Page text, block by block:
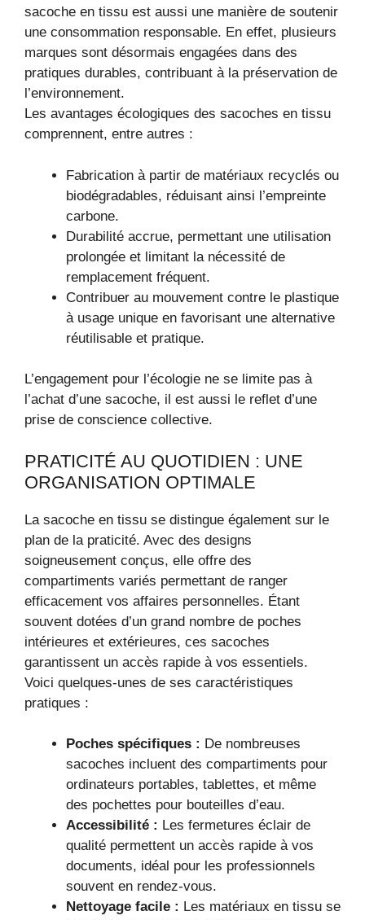
sacoche en tissu est aussi une manière de soutenir
une consommation responsable. En effet, plusieurs
marques sont désormais engagées dans des
pratiques durables, contribuant à la préservation de
l’environnement.
Les avantages écologiques des sacoches en tissu
comprennent, entre autres :
Fabrication à partir de matériaux recyclés ou
biodégradables, réduisant ainsi l’empreinte
carbone.
Durabilité accrue, permettant une utilisation
prolongée et limitant la nécessité de
remplacement fréquent.
Contribuer au mouvement contre le plastique
à usage unique en favorisant une alternative
réutilisable et pratique.
L’engagement pour l’écologie ne se limite pas à
l’achat d’une sacoche, il est aussi le reflet d’une
prise de conscience collective.
PRATICITÉ AU QUOTIDIEN : UNE
ORGANISATION OPTIMALE
La sacoche en tissu se distingue également sur le
plan de la praticité. Avec des designs
soigneusement conçus, elle offre des
compartiments variés permettant de ranger
efficacement vos affaires personnelles. Étant
souvent dotées d’un grand nombre de poches
intérieures et extérieures, ces sacoches
garantissent un accès rapide à vos essentiels.
Voici quelques-unes de ses caractéristiques
pratiques :
Poches spécifiques : De nombreuses
sacoches incluent des compartiments pour
ordinateurs portables, tablettes, et même
des pochettes pour bouteilles d’eau.
Accessibilité : Les fermetures éclair de
qualité permettent un accès rapide à vos
documents, idéal pour les professionnels
souvent en rendez-vous.
Nettoyage facile : Les matériaux en tissu se